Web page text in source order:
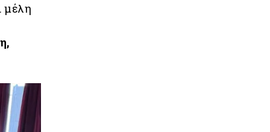
μέλη